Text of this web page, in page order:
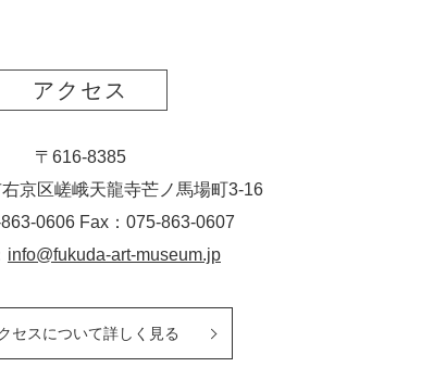
アクセス
〒616-8385
京区嵯峨天龍寺芒ノ馬場町3-16
0606 Fax：075-863-0607
info@fukuda-art-museum.jp
セスについて詳しく見る